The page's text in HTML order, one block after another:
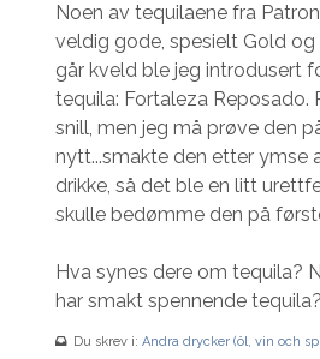
Noen av tequilaene fra
veldig gode, spesielt Gold og
går kveld ble jeg introdusert
tequila: Fortaleza Reposado.
snill, men jeg må prøve den
nytt...smakte den etter ymse
drikke, så det ble en litt
skulle bedømme den på
Hva synes dere om tequila?
har smakt spennende tequila?
Du skrev i: Andra drycker (öl, vin och